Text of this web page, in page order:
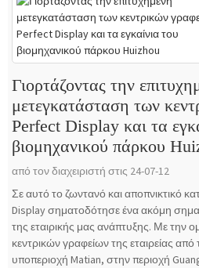
Γιορτάζοντας την
μετεγκατάσταση των
Perfect Display και τα
βιομηχανικού πάρκου
από τον διαχειριστή στις 24-07-12
Σε αυτό το ζωντανό και αποπνικτικό
Display σηματοδότησε ένα ακόμη
της εταιρικής μας ανάπτυξης. Με την
κεντρικών γραφείων της εταιρείας από
υποπεριοχή Matian, στην περιοχή